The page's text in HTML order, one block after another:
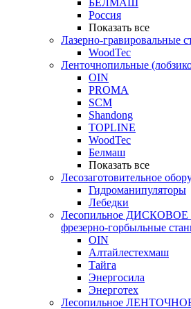
БЕЛМАШ
Россия
Показать все
Лазерно-гравировальные
WoodTec
Ленточнопильные
OIN
PROMA
SCM
Shandong
TOPLINE
WoodTec
Белмаш
Показать все
Лесозаготовительное
Гидроманипуляторы
Лебедки
Лесопильное ДИСКОВОЕ
фрезерно-горбыльные
OIN
Алтайлестехмаш
Тайга
Энергосила
Энерготех
Лесопильное ЛЕНТОЧНОЕ